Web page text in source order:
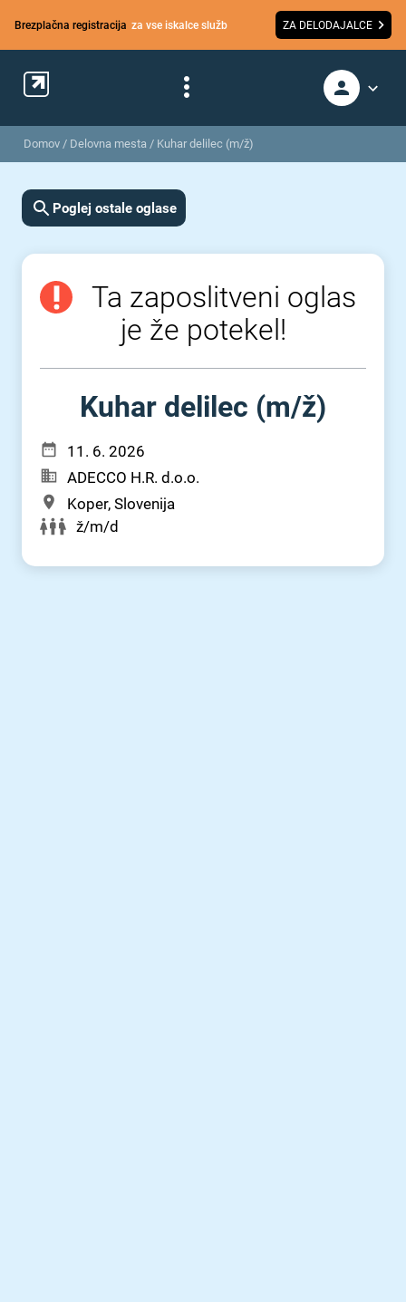
Brezplačna registracija za vse iskalce služb ZA DELODAJALCE
Domov / Delovna mesta / Kuhar delilec (m/ž)
Poglej ostale oglase
Ta zaposlitveni oglas
je že potekel!
Kuhar delilec (m⁠/⁠ž)
11. 6. 2026
ADECCO H.R. d.o.o.
Koper, Slovenija
ž/m/d